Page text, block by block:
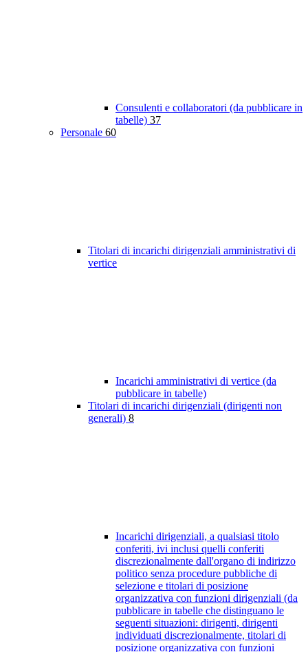
Consulenti e collaboratori (da pubblicare in
tabelle) 37
Personale 60
Titolari di incarichi dirigenziali amministrativi di
vertice
Incarichi amministrativi di vertice (da
pubblicare in tabelle)
Titolari di incarichi dirigenziali (dirigenti non
generali) 8
Incarichi dirigenziali, a qualsiasi titolo
conferiti, ivi inclusi quelli conferiti
discrezionalmente dall'organo di indirizzo
politico senza procedure pubbliche di
selezione e titolari di posizione
organizzativa con funzioni dirigenziali (da
pubblicare in tabelle che distinguano le
seguenti situazioni: dirigenti, dirigenti
individuati discrezionalmente, titolari di
posizione organizzativa con funzioni